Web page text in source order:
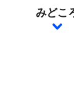
みどこ